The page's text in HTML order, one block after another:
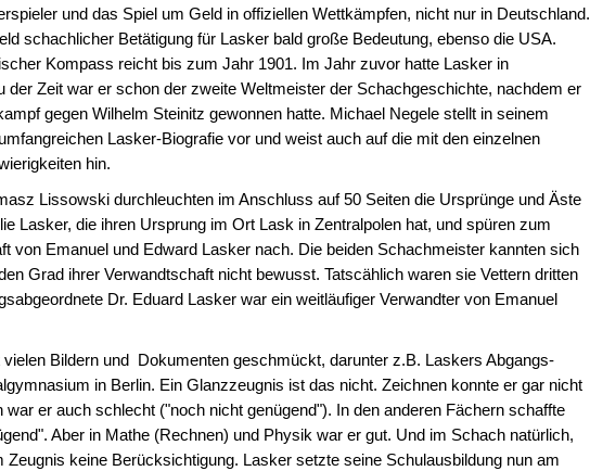
und das Spiel um Geld in offiziellen Wettkämpfen, nicht nur in Deutschland.
schachlicher Betätigung für Lasker bald große Bedeutung, ebenso die USA.
Kompass reicht bis zum Jahr 1901. Im Jahr zuvor hatte Lasker in
der Zeit war er schon der zweite Weltmeister der Schachgeschichte, nachdem er
gegen Wilhelm Steinitz gewonnen hatte. Michael Negele stellt in seinem
Lasker-Biografie vor und weist auch auf die mit den einzelnen
hin.
Lissowski durchleuchten im Anschluss auf 50 Seiten die Ursprünge und Äste
Lasker, die ihren Ursprung im Ort Lask in Zentralpolen hat, und spüren zum
von Emanuel und Edward Lasker nach. Die beiden Schachmeister kannten sich
Grad ihrer Verwandtschaft nicht bewusst. Tatscählich waren sie Vettern dritten
Dr. Eduard Lasker war ein weitläufiger Verwandter von Emanuel
Bildern und Dokumenten geschmückt, darunter z.B. Laskers Abgangs-
in Berlin. Ein Glanzzeugnis ist das nicht. Zeichnen konnte er gar nicht
war er auch schlecht ("noch nicht genügend"). In den anderen Fächern schaffte
Aber in Mathe (Rechnen) und Physik war er gut. Und im Schach natürlich,
Zeugnis keine Berücksichtigung. Lasker setzte seine Schulausbildung nun am